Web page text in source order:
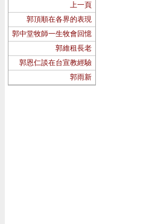
上一頁
郭頂順在各界的表現
郭中堂牧師一生牧會回憶
郭維租長老
郭恩仁談在台宣教經驗
郭雨新